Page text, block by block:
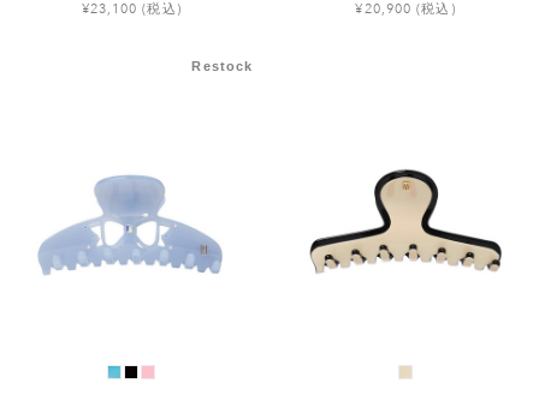
¥23,100 (税込) ¥20,900 (税込)
Restock